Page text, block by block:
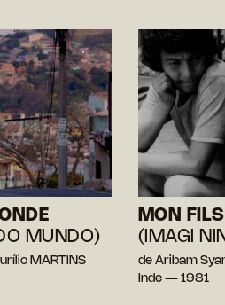
MUNDO)
MARTINS
MON
(IMAGI
de Aribam
Inde — 1981